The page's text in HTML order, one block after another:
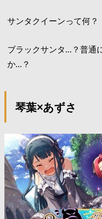
サンタクイーンって何？
ブラックサンタ…？普通
か…？
琴葉×あずさ